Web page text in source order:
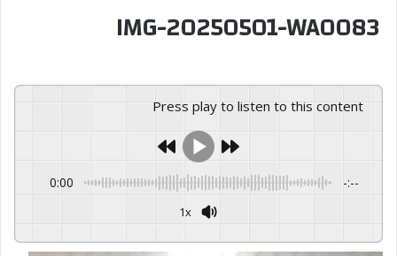
IMG-20250501-WA0083
Press play to listen to this content
0:00 -:--
1x